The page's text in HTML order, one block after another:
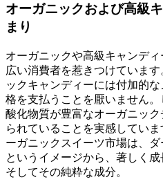
オーガニックおよび高級
まり
オーガニックや高級キャンデ
広い消費者を惹きつけていま
ックキャンディーには付加的
格を支払うことを厭いません
酸化物質が豊富なオーガニッ
られていることを実感してい
ーガニックスイーツ市場は、
というイメージから、著しく成
そしてその純粋な成分。